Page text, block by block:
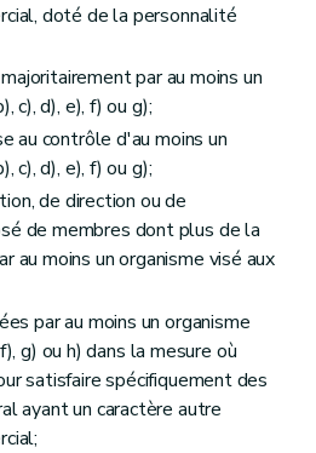
doté de la personnalité
par au moins un
c), d), e), f) ou g);
au contrôle d'au moins un
c), d), e), f) ou g);
de direction ou de
de membres dont plus de la
au moins un organisme visé aux
par au moins un organisme
g) ou h) dans la mesure où
satisfaire spécifiquement des
ayant un caractère autre